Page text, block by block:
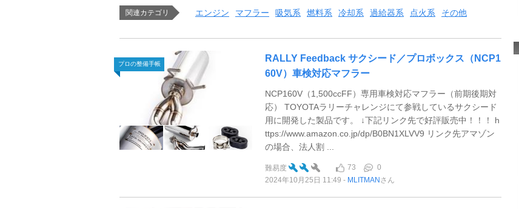
関連カテゴリ エンジン マフラー 吸気系 燃料系 冷却系 過給器系 点火系 その他
プロの整備手帳
RALLY Feedback サクシード／プロボックス（NCP1
60V）車検対応マフラー
NCP160V（1,500ccFF）専用車検対応マフラー（前期後期対
応） TOYOTAラリーチャレンジにて参戦しているサクシード
用に開発した製品です。 ↓下記リンク先で好評販売中！！！ h
ttps://www.amazon.co.jp/dp/B0BN1XLVV9 リンク先アマゾン
の場合、法人割 ...
難易度 73
0
2024年10月25日 11:49
MLITMAN さん